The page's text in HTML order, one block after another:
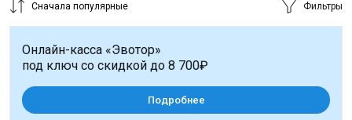
Сначала популярные Фильтры
Онлайн-касса «Эвотор»
под ключ со скидкой до 8 700₽
Подробнее